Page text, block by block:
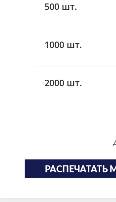
500 шт.
1000 шт.
2000 шт.
РАСПЕЧАТАТЬ